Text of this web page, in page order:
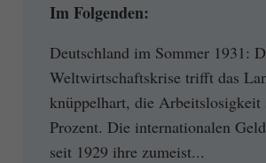
Im Folgenden:
Deutschland im Sommer 1931:
Weltwirtschaftskrise trifft das
knüppelhart, die Arbeitslosigkeit
Prozent. Die internationalen
seit 1929 ihre zumeist...